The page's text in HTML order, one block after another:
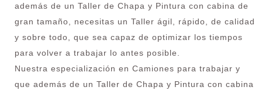
además de un Taller de Chapa y Pintura con cabina de
gran tamaño, necesitas un Taller ágil, rápido, de calidad
y sobre todo, que sea capaz de optimizar los tiempos
para volver a trabajar lo antes posible.
Nuestra especialización en Camiones para trabajar y
que además de un Taller de Chapa y Pintura con cabina